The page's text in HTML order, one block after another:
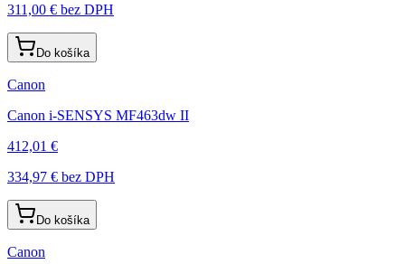
311,00 € bez DPH
Do košíka
Canon
Canon i-SENSYS MF463dw II
412,01 €
334,97 € bez DPH
Do košíka
Canon